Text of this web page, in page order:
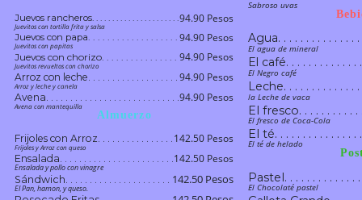
. . . . . . . . . . . . . . . . . . . . . . . . . . . . . . . . . . . . . . . . .
. . . . . . . . . . . . . . . . . . . . . . . . . . . . . . . . . . . . . . . . .
. . . . . . . . . . . . . . . . . . . . . . . . . . . . . . . . . . . . . . . . .
. . . . . . . . . . . . . . . . . . . . . . . . . . . . . . . . . . . . . . . . .
. . .
. . . . . . . . . . . . . . . . . . . . . . . . . . . . . . . . . . . . . . .
. . . . . . . . . . . . . . . . . . . . . . . . . . . . . . . . . . . . . . .
. . . . . . . . . . . . . . . . . . . . . . . . . . . . . . . . . . . . . . .
. . . . . . . . . . . . . . . . . . . . . . . . . . . . . . . . . . . . . . .
. . . . . . . . . . . . . . . . . . . . . . . . . . . . . . . . . . . . . . .
. . . . . . . . . . . . . . . . . . . . . . . . . . . . . . . . . . . . . . .
. . . . . . . . . . . . . . . . . . . . . . . . . . . . . . . . . . . . .
. . . . . . . . . . . . . . . . . . . . . . . . . . . . . . . . . . . . . .
. . . . . . . . . . . . . . . . . . . . . . . . . . . . . . . . . . . . . .
. . . . . . . . . . . . . . . . . . . . . . . . . . . . . . . . . . . . . .
. . . . . . . . . . . . . . . . . . . . . . . . . . . . . . . . . . . . . .
. . . . . . . . . . . . . . . . . . . . . . . . . . . . . . . . . . . . . .
. . . . . . . . . . . . . . . . . . . . . . . . . . . . . . . . . . . . . .
. . . . . . . . . . . . . . . . . . . . . . . . . . . . . . . . . . . . . .
. . . . . . . . . . . . . . . . . . . . . . . . . . . . . . . . . . . . . .
. . . . . . . . . . . . . . . . . . . . . . . . . . . . . . . . . . . . . .
. . . . . . . . . . . . . . . .
. . . . . . . . . . . . . . . . . . . . . . . . . . . . . . . . . . . . . . .
. . . . . . . . . . . . . . . . . . . . . . . . . . . . . . . . . . . . . . .
. . . . . . . . . . . . . . . . . . . . . . . . . . . . . . . . . . . . . . .
. . . . . . . . . . . . . . . . . . . . . . . . . . . . . . . . . . . . . . .
. . . . . . . . . . . . . . . . . . . . . . . . . . . . . . . . . . . . . . .
. . . . . . . . . . . . . . . . . . . . . . . . . . . . . . . . . . . . . . .
. . . . . . . . . . . . . . . . . . . . . . . . . . . . . . . . . . . . . . .
. . . . . . . . . . . . . . . . . . . . . . . . . . . . . . . . . . . . . . .
. . . . . . . . . . . . . . . . . . . . . . . . . . . . . . . . . . . . . . .
. . . . . . . . . . . . . . . . . . . . . . . . . . . . . . . . . . . . . . .
. . . . . . . . . . . . . . . . . . . . . . . . . . . . . . . . . . . . .
. . . . . . . . . . . . . . . . . . . . . . . . . . . . . . . . . . . .
. . . . . . . . . . . . . . . . . . . . . . . . . . . . . . . . . . . .
. . . . . . . . . . . . . . . . . . . . . . . . . . . . . . . . . . . .
. . . . . . . . . . . . . . . . . . . . . . . . . . . . . . . . . . . .
. . . . . . . . . . . . . . . . . . . . . . . . . . . . . . . . . . . .
. . . . . . . . . . . . . . . . . . . . . . . . . . . . . . . . . . . .
. . . . . . . . . . . . . . . . . . . . . . . . . . . . . . . . . . . .
. . . . . . . . . . . . . . . . . . . . . . . . . . . . . . . . . . . .
. . . . . . . . . . . . . . . . . . . . . . . . . . . . . . . . . . . .
. . . . . . . . . . . . . . . . . . . . . . . . . . . . . . . . . . . .
. . . . . . . . . . . . . . . . . . . . . . . . . . . . . . . . . . . .
. . . . . . . . . . . . . . . . . . . . . . . . . . . . . . . . . . . .
. . . . . . . . . . . . . . . . . . . . . . . . . . . . . . . . . . . .
. . . . . . . . . . . . . . . .
Juevos rancheros. . . . . . . . . . . . . . . . . . . . . .
. . . . . . . . . . . . . . . . . . . . . .
. . . . . . . . . . . . . . . . . . . . . .
. . . . . . . . . . . . . . . . . . . . . .
. . . . . . . . . . . . . . . . . . . . . .
. . . . . . . . . . . . . . . . . . . . . .
. . . . . . . . . . . . . . . . . . . . . .
. . . . . . . . . . . . . . . . . . . . . .
. . . . . . . . . . . . . . . . . . . . . .
. . . . . . . . . . . . . . . . . . . . . .
. . . . . . . . . . . . . . . . . . . . . .
. . . . . . . . . . . . . . . . . . . . . .
. . . . . . . . . . . . . . . . . . . . . .
. . . . . . . . . . . . . . . . . . . . . .
94.90 Pesos
Juevitos con tortilla frita y salsa
Juevos con papa
. . . . . . . . . . . . . . . . . . .
. . . . . . . . . . . . . . . . . . .
. . . . . . . . . . . . . . . . . . .
. . . . . . . . . . . . . . . . . . .
. . . . . . . . . . . . . . . . . . .
. . . . . . . . . . . . . . . . . . .
. . . . . . . . . . . . . . . . . . .
. . . . . . . . . . . . . . . . . . .
. . . . . . . . . . . . . . . . . . .
. . . . . . . . . . . . . . . . . . .
. . . . . . . . . . . . . . . . . . .
. . . . . . . . . . . . . . . . . . .
94.90 Pesos
Juevitos con papitas
Juevos con chorizo. . . . . . . . . . . . . . . .
. . . . . . . . . . . . . . . .
. . . . . . . . . . . . . . . .
. . . . . . . . . . . . . . . .
. . . . . . . . . . . . . . . .
. . . . . . . . . . . . . . . .
. . . . . . . . . . . . . . . .
. . . . . . . . . . . . . . . .
. . . . . . . . . . . . . . . .
. . . . . . . . . . . . . . . .
. . . . . . . . . . . . . . . .
94.90 Pesos
Juevitos revueltos con chorizo
Arroz con leche. . . . . . . . . . . . . . . . . . .
. . . . . . . . . . . . . . . . . . .
. . . . . . . . . . . . . . . . . . .
. . . . . . . . . . . . . . . . . . .
. . . . . . . . . . . . . . . . . . .
. . . . . . . . . . . . . . . . . . .
. . . . . . . . . . . . . . . . . . .
. . . . . . . . . . . . . . . . . . .
. . . . . . . . . . . . . . . . . . .
94.90 Pesos
Arroz y leche y canela
Avena. . . . . . . . . . . . . . . . . . . . . . . . . . . .
. . . . . . . . . . . . . . . . . . . . . . . . . . . .
. . . . . . . . . . . . . . . . . . . . . . . . . . . .
. . . . . . . . . . . . . . . . . . . . . . . . . . . .
. . . . . . . . . . . . . . . . . . . . . . . . . . . .
. . . . . . . . . . . . . . . . . . . . . . . . . . . .
. . . . . . . . . . . . . . . . . . . . . . . . . . . .
. . . . . . . . . . . . . . . . . . . . . . . . . . . .
. . . . . . . . . . . . . . . . . . . . . . . . . . . .
. . . . . . . . . . . . . . . . . . . . . . . . . . . .
94.90 Pesos
Avena con mantequilla
Almuerzo
Frijoles con Arroz. . . . . . . . . . . . . . . .
. . . . . . . . . . . . . . . .
. . . . . . . . . . . . . . . .
. . . . . . . . . . . . . . . .
142.50 Pesos
Frijoles y Arroz con queso
Ensalada. . . . . . . . . . . . . . . . . . . . . . . .
. . . . . . . . . . . . . . . . . . . . . . . .
. . . . . . . . . . . . . . . . . . . . . . . .
. . . . . . . . . . . . . . . . . . . . . . . .
. . . . . . . . . . . . . . . . . . . . . . . .
142.50 Pesos
Ensalada y pollo con vinagre
Sándwich
. . . . . . . . . . . . . . . . . . . . . .
142.50 Pesos
El Pan, hamon, y queso.
. . . . . . . .
. . . . . . . .
. . . . . . . . .
. . . . . . . . .
. . . . . . . . .
. . . . . . . . .
. . . . . . . . .
. . . . . . . . .
. . . . . . . . .
. . . . . . . .
. . . . . . . . .
. . . . . . . . .
. . . . . . . . .
. . . . . . . . .
. . . . . . . . .
. . . . . . . . . .
. . . . . . . . .
. . . . . . . . . .
. . . . . . . . . .
. . . . . . . . . .
. . . . . . . . . .
. . . . . . . . .
. . . . . . . . .
. . . . . . . . .
. . . . . . . . .
. . . . . . . . . .
. . . . . . . . . . . .
. . . . . . . . . . . .
. . . . . . . . . . . .
. . . . . . . . . . . .
. . . . . . . . . . . .
. . . . . . . . . . . .
. . . . . . . . . . . .
. . . . . . . . . . . .
. . . . . . . . . . . .
. . . . . . . . . . . .
. . . . . . . . . . . .
. . . . . . . . . . . .
. . . . . . . . . . . .
. . . . . . . . . . . .
. . . . . . . . . . .
. . . . . . . . . . . .
. . . . . . . . . . . .
. . . . . . . . . . . .
. . . . . . . . . . . .
. . . . . . . . . . . .
. . . . . . . . . . . .
. . . . . . . . . . . .
. . . . . . . . . . . .
. . . . . . . . . . . .
. . . . . . . . . . . .
. . . . . . . . . . .
. . . . . . . . . . . .
. . . . . . . . . . . .
. . . . . . . . . . . . . . . .
. . . . . . . . . . . . . . .
. . . . . . . . . . . . . . . .
. . . . . . . . . . . . . . . .
. . . . . . . . . . . . . . . .
. . . . . . . . . . . . . . . .
. . . . . . . . . . . . . . . .
. . . . . . . . . . . . . . . .
. . . . . . . . . . . . . . . .
. . . . . . . . . . . . . . . .
. . . . . . . . . . . . . . . .
. . . . . . . . . . . . . . . .
. . . . . . . . . . . . . . . .
. . . . . . . . . . . . . . .
. . . . . . . . . . . . . . . .
. . . . . . . . . . . . . . . .
. . . . . . . . . . . . . . . .
Sabroso uvas
Agua. . . . . . . . . . . . . .
. . . . . . . . . . . . . .
. . . . . . . . . . . . . .
. . . . . . . . . . . . . .
. . . . . . . . . . . . . .
. . . . . . . . . . . . . .
. . . . . . . . . . . . . .
. . . . . . . . . . . . . .
. . . . . . . . . . . . . .
. . . . . . . . . . . . . .
. . . . . . . . . . . . . .
. . . . . . . . . . . . . .
. . . . . . . . . . . . . .
. . . . . . . . . . . . . .
El agua de mineral
El café. . . . . . . . . . . . .
. . . . . . . . . . . . .
. . . . . . . . . . . . .
. . . . . . . . . . . . .
. . . . . . . . . . . . .
. . . . . . . . . . . . .
. . . . . . . . . . . .
. . . . . . . . . . . . .
El Negro café
Leche. . . . . . . . . . . . .
. . . . . . . . . . . . .
. . . . . . . . . . . . .
. . . . . . . . . . . . .
. . . . . . . . . . . . .
. . . . . . . . . . . . .
. . . . . . . . . . . . .
. . . . . . . . . . . . .
la Leche de vaca
El fresco. . . . . . . . . .
. . . . . . . . . . .
. . . . . . . . . .
. . . . . . . . . . .
. . . . . . . . . .
. . . . . . . . . .
. . . . . . . . . . .
El fresco de Coca-Cola
El té. . . . . . . . . . . . . . .
. . . . . . . . . . . . . . .
. . . . . . . . . . . . . .
. . . . . . . . . . . . . . .
. . . . . . . . . . . . . . .
El té de helado
Pastel. . . . . . . . . . . . .
. . . . . . . . . . . . .
El Chocolaté pastel